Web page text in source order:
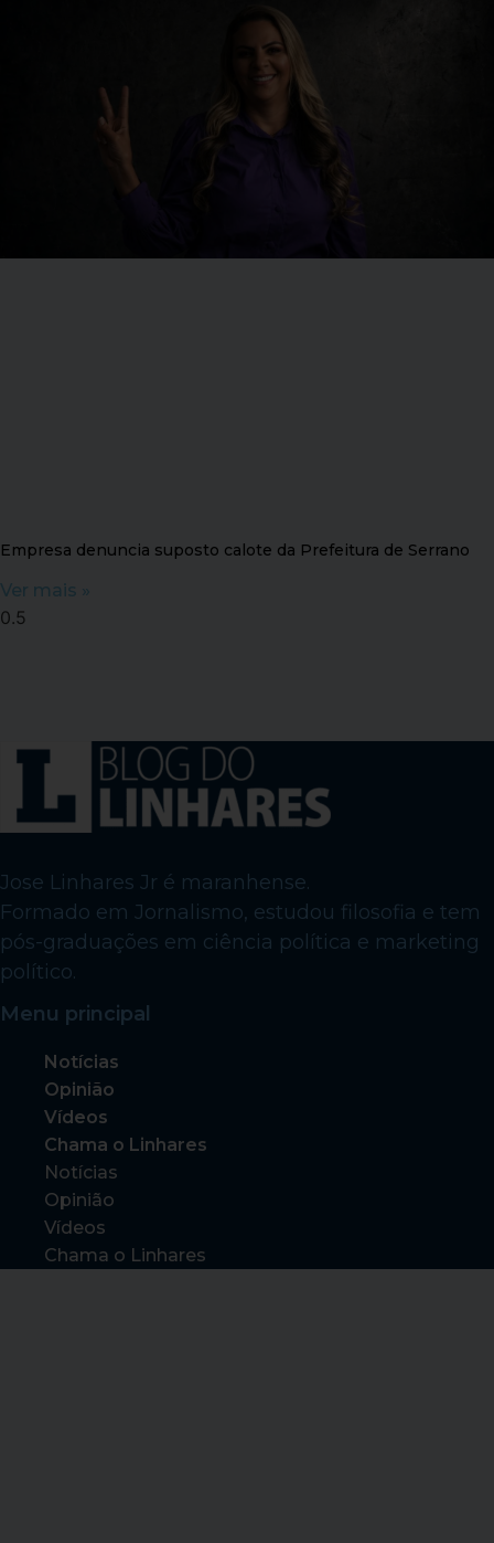
Empresa denuncia suposto calote da Prefeitura de Serrano
Ver mais »
Jose Linhares Jr é maranhense.
Formado em Jornalismo, estudou filosofia e tem
pós-graduações em ciência política e marketing
político.
Menu principal
Notícias
Opinião
Vídeos
Chama o Linhares
Notícias
Opinião
Vídeos
Chama o Linhares